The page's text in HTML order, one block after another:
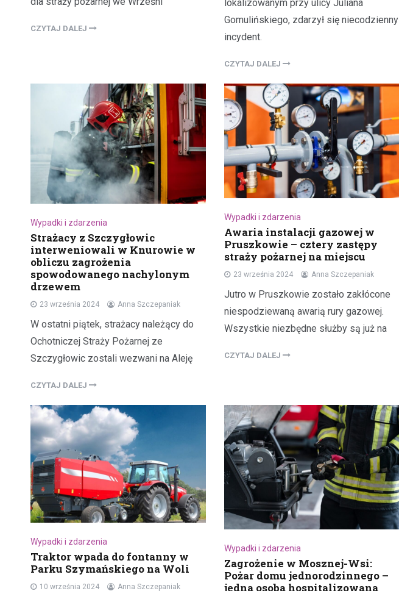
CZYTAJ DALEJ
lokalizowanym przy ulicy Juliana
Gomulińskiego, zdarzył się niecodzienny
incydent.
CZYTAJ DALEJ
Wypadki i zdarzenia
Strażacy z Szczygłowic
interweniowali w Knurowie w
obliczu zagrożenia
spowodowanego nachylonym
drzewem
23 września 2024 Anna Szczepaniak
W ostatni piątek, strażacy należący do
Ochotniczej Straży Pożarnej ze
Szczygłowic zostali wezwani na Aleję
CZYTAJ DALEJ
Wypadki i zdarzenia
Awaria instalacji gazowej w
Pruszkowie – cztery zastępy
straży pożarnej na miejscu
23 września 2024 Anna Szczepaniak
Jutro w Pruszkowie zostało zakłócone
niespodziewaną awarią rury gazowej.
Wszystkie niezbędne służby są już na
CZYTAJ DALEJ
Wypadki i zdarzenia
Traktor wpada do fontanny w
Parku Szymańskiego na Woli
10 września 2024 Anna Szczepaniak
Wypadki i zdarzenia
Zagrożenie w Mosznej-Wsi:
Pożar domu jednorodzinnego –
jedna osoba hospitalizowana